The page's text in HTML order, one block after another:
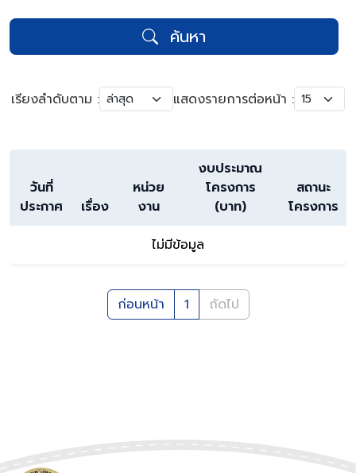
ค้นหา
เรียงลำดับตาม : แสดงรายการต่อหน้า :
วันที่
ประกาศ
เรื่อง
หน่วย
งาน
งบประมาณ
โครงการ
(บาท)
สถานะ
โครงการ
ไม่มีข้อมูล
ก่อนหน้า 1 ถัดไป